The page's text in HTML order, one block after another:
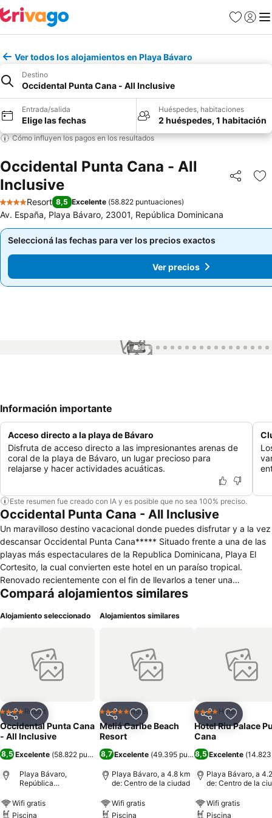
Favoritos
Iniciar
Ver todos los alojamientos en Playa Bávaro
Destino
Occidental Punta Cana - All Inclusive
Entrada/salida
Elige las fechas
Huéspedes, habitaciones
2 huéspedes, 1 habitación
Cómo influyen los pagos en los resultados
Occidental Punta Cana - All
Inclusive
Compartir
4 Estrellas
Resort 8,5 Excelente (58.822 puntuaciones)
Av. España, Playa Bávaro, 23001, República Dominicana
Seleccioná las fechas para ver los precios exactos
Ver precios
Seleccioná las fechas para ver los precios exactos
Ver precios
1 / 99
Información importante
Acceso directo a la playa de Bávaro
Disfruta de acceso directo a las impresionantes arenas de
coral de la playa de Bávaro, un lugar precioso para
relajarse y hacer actividades acuáticas.
Este resumen fue creado con IA y es posible que no sea 100% preciso.
Occidental Punta Cana - All Inclusive
Un maravilloso destino vacacional donde puedes disfrutar y a la vez
descansar Occidental Punta Cana***** Situado frente a una de las
playas más espectaculares de la Republica Dominicana, Playa El
Cortesito, la cual convierten este hotel en un paraíso tropical.
Renovado recientemente con el fin de llevarlos a tener una
experiencia única, más allá de sus expectativas. Occidental Punta
programa todo incluido, 11 restaurantes, 7 de ellos a la carta; 10
caracteriza.
Compará alojamientos similares
Alojamiento seleccionado
CompartirAñadir a favoritos
4 EstrellasResort
Occidental Punta Cana
- All Inclusive
8,5 Excelente (58.822 puntuaciones)
Playa Bávaro,
República
Wifi gratis
Piscina
Alojamientos similares
CompartirAñadir a favoritos
5 EstrellasHotel
Meliá Caribe Beach
Resort
8,7 Excelente (49.395 puntuaciones)
Playa Bávaro, a 4.8 km
de: Centro de la ciudad
Wifi gratis
Piscina
CompartirAñadir
4 EstrellasHotel
Hotel Riu Palace
Cana
8,5 Excelente (
Playa Bávaro, a
de: Centro de la
Wifi gratis
Piscina